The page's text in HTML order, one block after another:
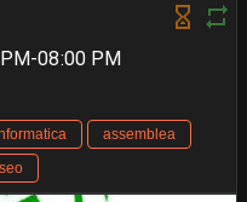
08:00 PM
assemblea